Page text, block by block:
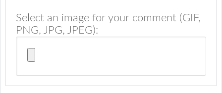
Select an image for your comment (GIF,
PNG, JPG, JPEG):